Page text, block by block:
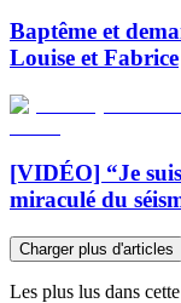
Baptême et
Louise et Fabrice
[VIDÉO] “Je
miraculé du
Charger plus d'articles
Les plus lus dans